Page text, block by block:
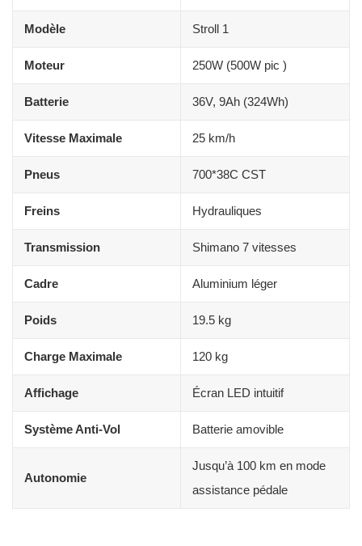
Modèle Stroll 1
Moteur 250W (500W pic )
Batterie 36V, 9Ah (324Wh)
Vitesse Maximale 25 km/h
Pneus 700*38C CST
Freins Hydrauliques
Transmission Shimano 7 vitesses
Cadre Aluminium léger
Poids 19.5 kg
Charge Maximale 120 kg
Affichage Écran LED intuitif
Système Anti-Vol Batterie amovible
Autonomie
Jusqu’à 100 km en mode
assistance pédale